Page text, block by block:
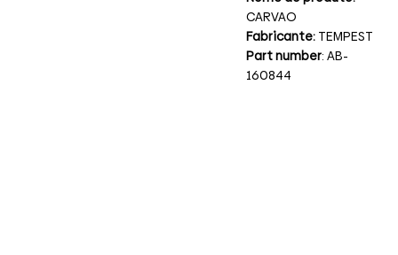
CARVAO
Fabricante: TEMPEST
Part number: AB-
160844